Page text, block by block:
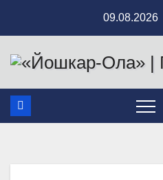
содержимому
09.08.2026